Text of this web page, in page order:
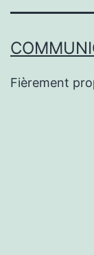
Fièrement